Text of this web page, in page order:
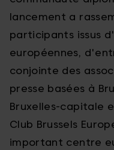
lancement a
participants issus
européennes,
conjointe des
presse basées à
Bruxelles-capitale
Club Brussels
important centre